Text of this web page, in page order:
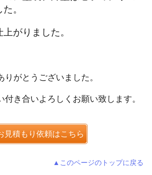
。
がりました。
りがとうございました。
き合いよろしくお願い致します。
見積もり依頼はこちら
▲このページのトップに戻る